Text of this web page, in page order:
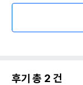
후기 총 2 건